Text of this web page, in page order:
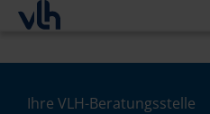
Ihre VLH-Beratungsstelle